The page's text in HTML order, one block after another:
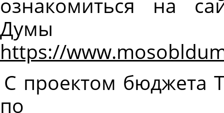
Думы
https://
С проектом бюджета
по